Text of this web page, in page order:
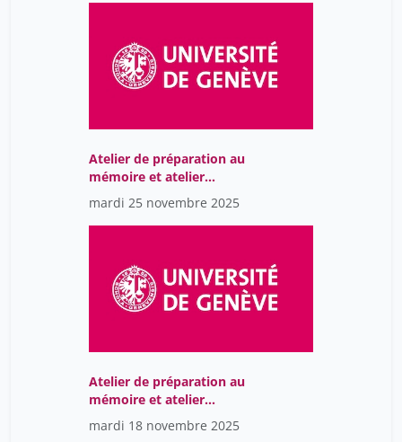
Atelier de préparation au
mémoire et atelier
d'intervention
professionnelle
mardi 25 novembre 2025
Atelier de préparation au
mémoire et atelier
d'intervention
professionnelle
mardi 18 novembre 2025